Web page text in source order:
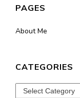
PAGES
About Me
CATEGORIES
Categories